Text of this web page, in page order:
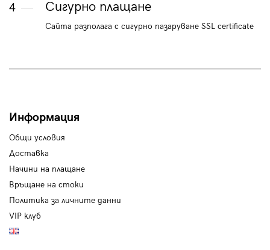
4 Сигурно плащане
Сайта разполага с сигурно пазаруване SSL certificate
Информация
Общи условия
Доставка
Начини на плащане
Връщане на стоки
Политика за личните данни
VIP клуб